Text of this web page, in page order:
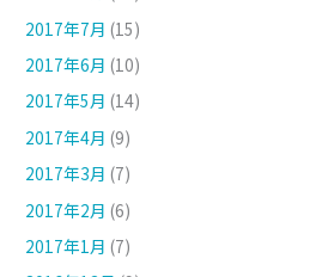
2017年7月 (15)
2017年6月 (10)
2017年5月 (14)
2017年4月 (9)
2017年3月 (7)
2017年2月 (6)
2017年1月 (7)